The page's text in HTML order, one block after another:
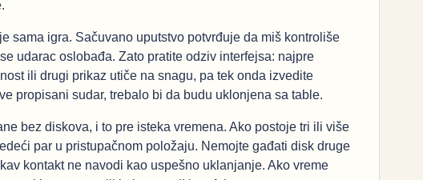
sama igra. Sačuvano uputstvo potvrđuje da miš kontroliše
udarac oslobađa. Zato pratite odziv interfejsa: najpre
ili drugi prikaz utiče na snagu, pa tek onda izvedite
propisani sudar, trebalo bi da budu uklonjena sa table.
bez diskova, i to pre isteka vremena. Ako postoje tri ili više
par u pristupačnom položaju. Nemojte gađati disk druge
kontakt ne navodi kao uspešno uklanjanje. Ako vreme